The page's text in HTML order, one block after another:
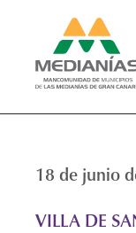
18 de junio
VILLA DE